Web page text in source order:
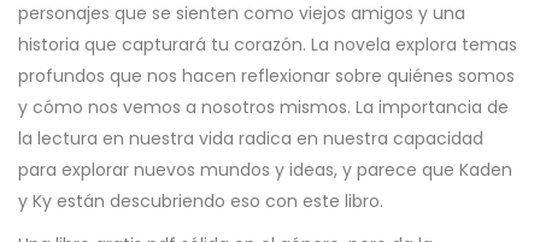
personajes que se sienten como viejos amigos y una
historia que capturará tu corazón. La novela explora temas
profundos que nos hacen reflexionar sobre quiénes somos
y cómo nos vemos a nosotros mismos. La importancia de
la lectura en nuestra vida radica en nuestra capacidad
para explorar nuevos mundos y ideas, y parece que Kaden
y Ky están descubriendo eso con este libro.